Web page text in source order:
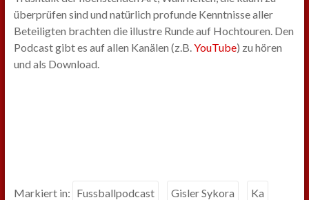
überprüfen sind und natürlich profunde Kenntnisse aller
Beteiligten brachten die illustre Runde auf Hochtouren. Den
Podcast gibt es auf allen Kanälen (z.B.YouTube) zu hören
und als Download.
Markiert in: Fussballpodcast Gisler Sykora Ka